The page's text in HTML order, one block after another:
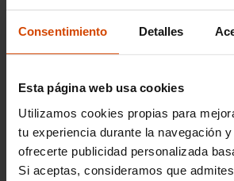
Consentimiento Detalles
Esta página web usa cookies
Utilizamos cookies propias para
tu experiencia durante la navegación
ofrecerte publicidad personalizada
Si aceptas, consideramos que
Si lo prefieres,
gestionamos la
tu vehículo